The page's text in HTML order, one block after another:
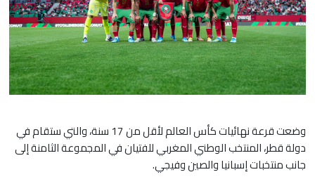
وضعت قرعة نهائيات كأس العالم لأقل من 17 سنة، والتي ستقام في
دولة قطر، المنتخب الوطني المغربي للفتيان في المجموعة الثامنة إلى
جانب منتخبات إسبانيا والصين وفيجي.